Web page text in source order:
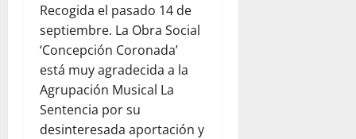
Recogida el pasado 14 de
septiembre. La Obra Social
‘Concepción Coronada’
está muy agradecida a la
Agrupación Musical La
Sentencia por su
desinteresada aportación y